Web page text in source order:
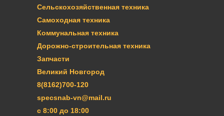
Сельскохозяйственная техника
Самоходная техника
Коммунальная техника
Дорожно-строительная техника
Запчасти
Великий Новгород
8(8162)700-120
specsnab-vn@mail.ru
с 8:00 до 18:00